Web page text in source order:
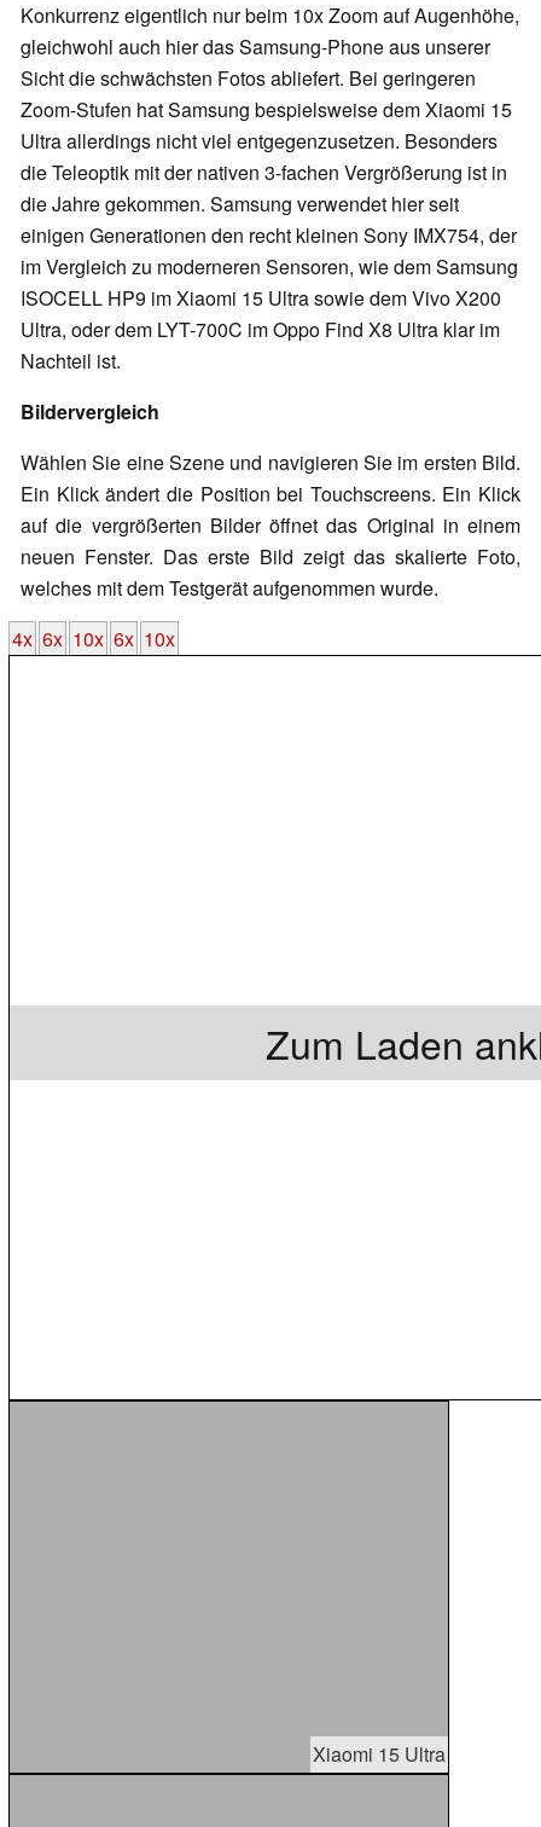
Konkurrenz eigentlich nur beim 10x Zoom auf Augenhöhe,
gleichwohl auch hier das Samsung-Phone aus unserer
Sicht die schwächsten Fotos abliefert. Bei geringeren
Zoom-Stufen hat Samsung bespielsweise dem Xiaomi 15
Ultra allerdings nicht viel entgegenzusetzen. Besonders
die Teleoptik mit der nativen 3-fachen Vergrößerung ist in
die Jahre gekommen. Samsung verwendet hier seit
einigen Generationen den recht kleinen Sony IMX754, der
im Vergleich zu moderneren Sensoren, wie dem Samsung
ISOCELL HP9 im Xiaomi 15 Ultra sowie dem Vivo X200
Ultra, oder dem LYT-700C im Oppo Find X8 Ultra klar im
Nachteil ist.
Bildervergleich
Wählen Sie eine Szene und navigieren Sie im ersten Bild.
Ein Klick ändert die Position bei Touchscreens. Ein Klick
auf die vergrößerten Bilder öffnet das Original in einem
neuen Fenster. Das erste Bild zeigt das skalierte Foto,
welches mit dem Testgerät aufgenommen wurde.
4x 6x 10x 6x 10x
Zum Laden
Xiaomi 15 Ultra